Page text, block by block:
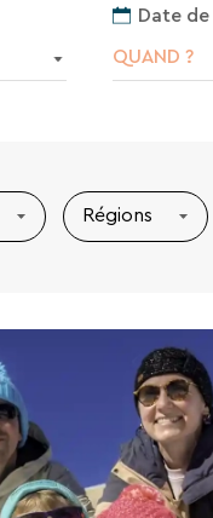
Date
QUAND ?
Régions